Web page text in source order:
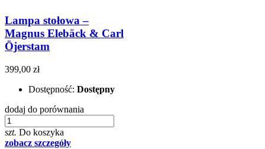
Lampa stołowa –
Magnus Elebäck & Carl
Öjerstam
399,00 zł
Dostępność: Dostępny
dodaj do porównania
szt. Do koszyka
zobacz szczegóły